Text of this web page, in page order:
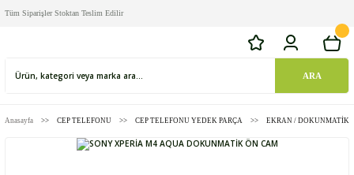
Tüm Siparişler Stoktan Teslim Edilir
ARA
Anasayfa CEP TELEFONU CEP TELEFONU YEDEK PARÇA EKRAN / DOKUNMATİK